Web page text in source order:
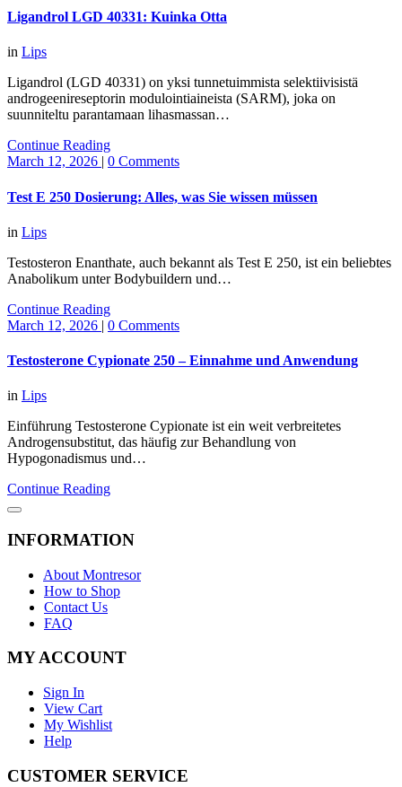
Ligandrol LGD 40331: Kuinka Otta
in Lips
Ligandrol (LGD 40331) on yksi tunnetuimmista selektiivisistä
androgeenireseptorin modulointiaineista (SARM), joka on
suunniteltu parantamaan lihasmassan…
Continue Reading
March 12, 2026 | 0 Comments
Test E 250 Dosierung: Alles, was Sie wissen müssen
in Lips
Testosteron Enanthate, auch bekannt als Test E 250, ist ein beliebtes
Anabolikum unter Bodybuildern und…
Continue Reading
March 12, 2026 | 0 Comments
Testosterone Cypionate 250 – Einnahme und Anwendung
in Lips
Einführung Testosterone Cypionate ist ein weit verbreitetes
Androgensubstitut, das häufig zur Behandlung von
Hypogonadismus und…
Continue Reading
INFORMATION
About Montresor
How to Shop
Contact Us
FAQ
MY ACCOUNT
Sign In
View Cart
My Wishlist
Help
CUSTOMER SERVICE